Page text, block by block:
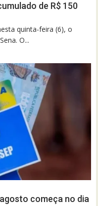
de R$ 150
quinta-feira (6), o
O...
começa no dia